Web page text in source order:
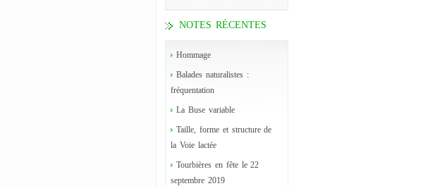
NOTES RÉCENTES
Hommage
Balades naturalistes :
fréquentation
La Buse variable
Taille, forme et structure de
la Voie lactée
Tourbières en fête le 22
septembre 2019